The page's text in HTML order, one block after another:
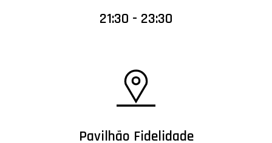
21:30 - 23:30
Pavilhão Fidelidade